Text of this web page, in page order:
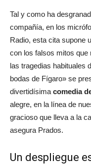
Tal y como ha
compañía, en los
Radio, esta cita supone
con los falsos mitos que
las tragedias habituales
bodas de Fígaro» se
divertidísima comedia
alegre, en la línea de
gracioso que lleva a la
asegura Prados.
Un despliegue